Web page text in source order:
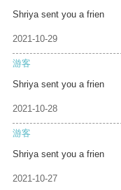
Shriya sent you a frien
2021-10-29
游客
Shriya sent you a frien
2021-10-28
游客
Shriya sent you a frien
2021-10-27